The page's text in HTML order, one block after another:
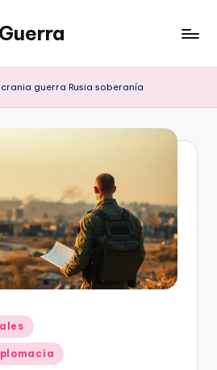
guerra Rusia soberanía